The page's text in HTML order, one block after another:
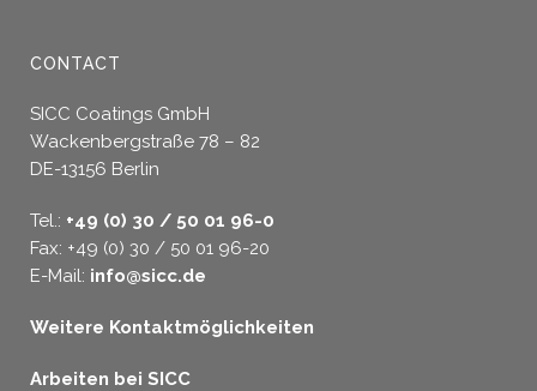
CONTACT
SICC Coatings GmbH
Wackenbergstraße 78 – 82
DE-13156 Berlin
Tel.: +49 (0) 30 / 50 01 96-0
Fax: +49 (0) 30 / 50 01 96-20
E-Mail: info@sicc.de
Weitere Kontaktmöglichkeiten
Arbeiten bei SICC